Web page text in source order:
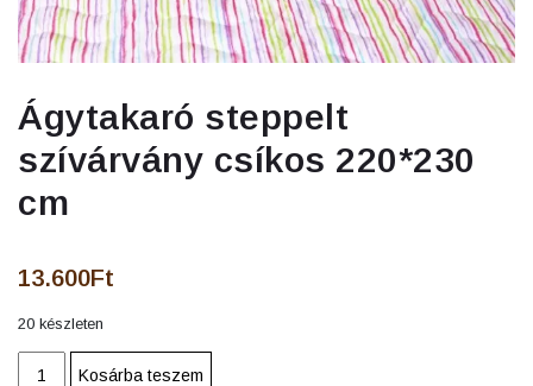
Ágytakaró steppelt
szívárvány csíkos 220*230
cm
13.600Ft
20 készleten
Kosárba teszem